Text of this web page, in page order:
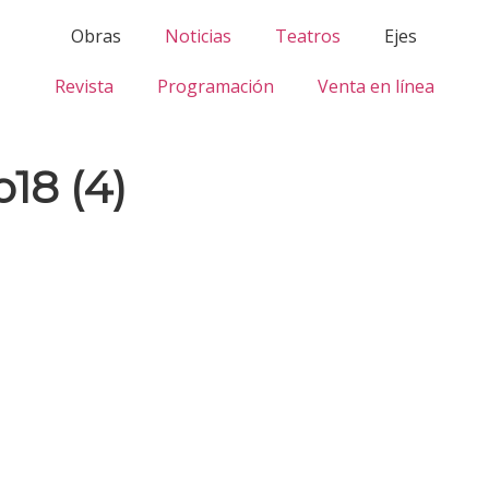
Obras Noticias Teatros Ejes
Revista Programación Venta en línea
(4)